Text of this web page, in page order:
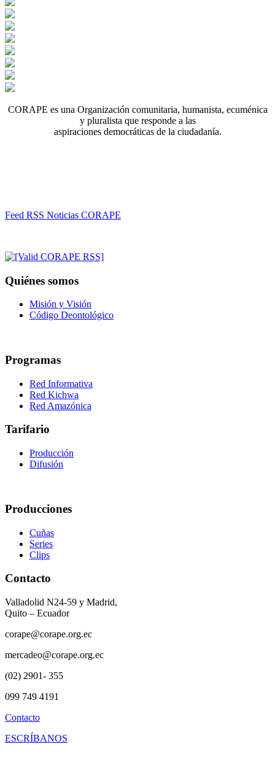
CORAPE es una Organización comunitaria, humanista, ecuménica
y pluralista que responde a las
aspiraciones democráticas de la ciudadanía.
Feed RSS Noticias CORAPE
Quiénes somos
Misión y Visión
Código Deontológico
Programas
Red Informativa
Red Kichwa
Red Amazónica
Tarifario
Producción
Difusión
Producciones
Cuñas
Series
Clips
Contacto
Valladolid N24-59 y Madrid,
Quito – Ecuador
corape@corape.org.ec
mercadeo@corape.org.ec
(02) 2901- 355
099 749 4191
Contacto
ESCRÍBANOS